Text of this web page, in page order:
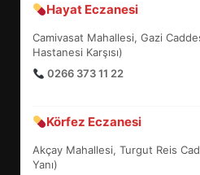
Hayat Eczanesi
Camivasat Mahallesi, Gazi
Hastanesi Karşısı)
0266 373 11 22
Körfez Eczanesi
Akçay Mahallesi, Turgut Reis
Yanı)
5
BALIKESİR
UZATILDI:
6
TURNUVASI